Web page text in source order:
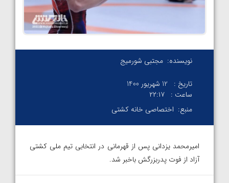
نویسنده: مجتبی شورمیج
تاریخ :
12 شهریور 1400
ساعت : ۲۲:۱۷
منبع: اختصاصی خانه کشتی
امیرمحمد یزدانی پس از قهرمانی در انتخابی تیم ملی کشتی
آزاد از فوت پدربزرگش باخبر شد.